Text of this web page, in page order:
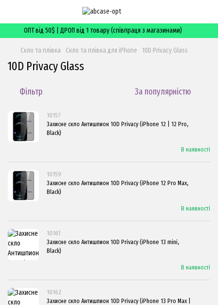
ОПТ від 50$ | ДРОП від 1 товару (співпраця з магазинами)
Скло та плівка Скло та плівка для iPhone 10D Privacy Glass
10D Privacy Glass
Фільтр За популярністю
10157
Захисне скло Антишпион 10D Privacy (iPhone 12 | 12 Pro,
Black)
В наявності
10159
Захисне скло Антишпион 10D Privacy (iPhone 12 Pro Max,
Black)
В наявності
10161
Захисне скло Антишпион 10D Privacy (iPhone 13 mini,
Black)
В наявності
10162
Захисне скло Антишпион 10D Privacy (iPhone 13 Pro Max |